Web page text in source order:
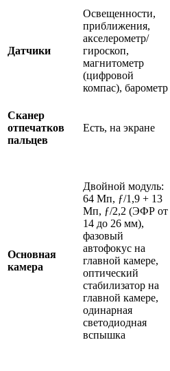
Датчики
Освещенности,
приближения,
акселерометр/
гироскоп,
магнитометр
(цифровой
компас), барометр
Сканер
отпечатков
пальцев
Есть, на экране
Основная
камера
Двойной модуль:
64 Мп, ƒ/1,9 + 13
Мп, ƒ/2,2 (ЭФР от
14 до 26 мм),
фазовый
автофокус на
главной камере,
оптический
стабилизатор на
главной камере,
одинарная
светодиодная
вспышка